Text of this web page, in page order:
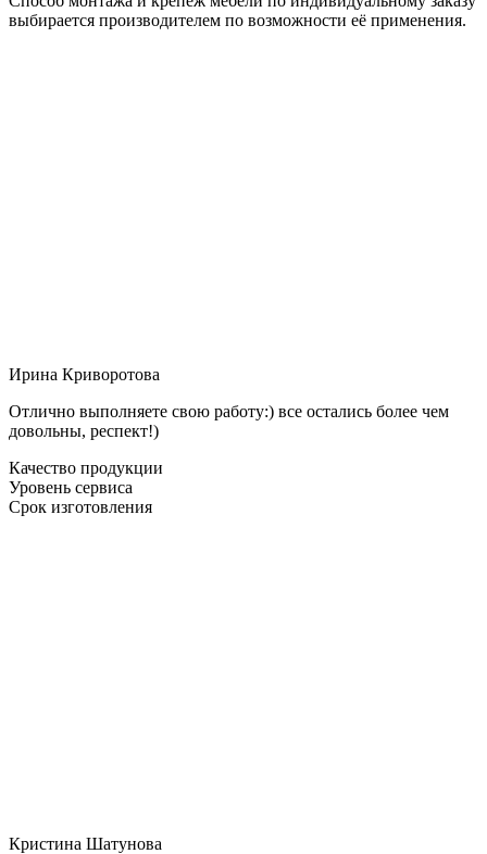
выбирается производителем по возможности её применения.
Ирина Криворотова
Отлично выполняете свою работу:) все остались более чем
довольны, респект!)
Качество продукции
Уровень сервиса
Срок изготовления
Кристина Шатунова